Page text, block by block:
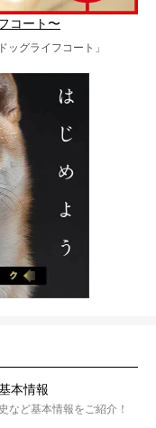
コート〜
グライフコート」
本情報
など基本情報をご紹介！